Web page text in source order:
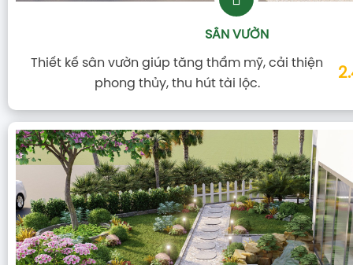
SÂN VƯỜN
Thiết kế sân vườn giúp tăng thẩm mỹ, cải thiện
phong thủy, thu hút tài lộc.